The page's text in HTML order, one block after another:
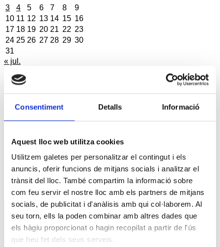
Consentiment Detalls Informació
Aquest lloc web utilitza cookies
Utilitzem galetes per personalitzar el contingut i els
anuncis, oferir funcions de mitjans socials i analitzar el
trànsit del lloc. També compartim la informació sobre
com feu servir el nostre lloc amb els partners de mitjans
socials, de publicitat i d'anàlisis amb qui col·laborem. Al
seu torn, ells la poden combinar amb altres dades que
els hàgiu proporcionat o hagin recopilat a partir de l'ús
que heu fet dels seus serveis.
3
4 5 6 7 8
9
10 11 12 13 14 15 16
17 18 19 20 21 22 23
24 25 26 27 28 29 30
31
« jul.
Reunió amb Núria Gil Sisó, delegada del Govern a
17 setembre @10:00 -11:00
29 setembre @09:00 -13:00
Premis PIMEC 2026
30 setembre @18:30-20:00
SERVEIS
Assessoria
CRS
Formació